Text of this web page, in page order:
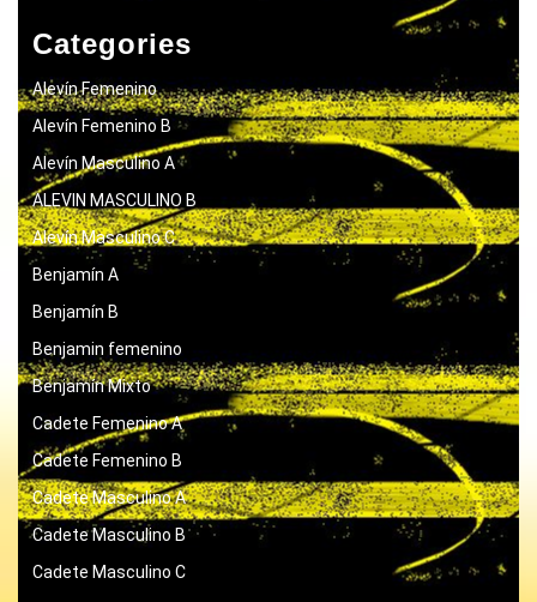
Categories
Alevín Femenino
Alevín Femenino B
Alevín Masculino A
ALEVIN MASCULINO B
Alevín Masculino C
Benjamín A
Benjamín B
Benjamin femenino
Benjamín Mixto
Cadete Femenino A
Cadete Femenino B
Cadete Masculino A
Cadete Masculino B
Cadete Masculino C